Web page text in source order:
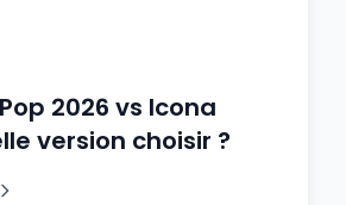
2026 vs Icona
version choisir ?